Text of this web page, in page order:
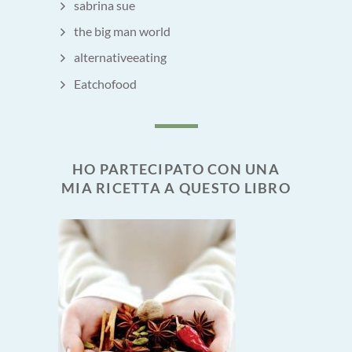
sabrina sue
the big man world
alternativeeating
Eatchofood
HO PARTECIPATO CON UNA
MIA RICETTA A QUESTO LIBRO